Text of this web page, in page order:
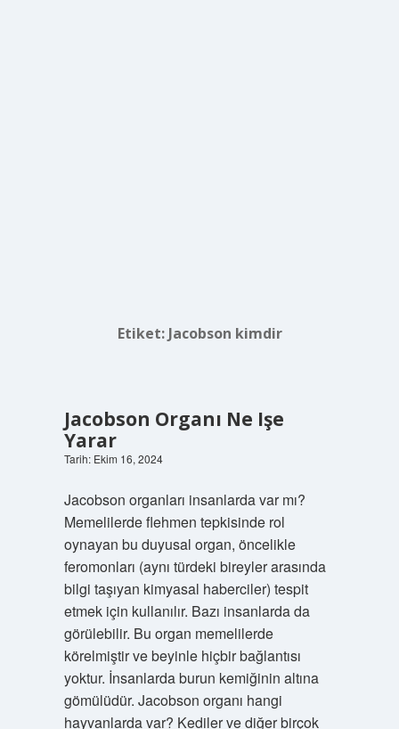
Etiket: Jacobson kimdir
Jacobson Organı Ne Işe
Yarar
Tarih: Ekim 16, 2024
Jacobson organları insanlarda var mı?
Memelilerde flehmen tepkisinde rol
oynayan bu duyusal organ, öncelikle
feromonları (aynı türdeki bireyler arasında
bilgi taşıyan kimyasal haberciler) tespit
etmek için kullanılır. Bazı insanlarda da
görülebilir. Bu organ memelilerde
körelmiştir ve beyinle hiçbir bağlantısı
yoktur. İnsanlarda burun kemiğinin altına
gömülüdür. Jacobson organı hangi
hayvanlarda var? Kediler ve diğer birçok